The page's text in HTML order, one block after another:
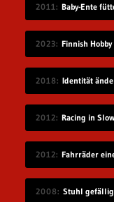
2011 Baby-Ente
2023 Finnish
2018 Identität
2012 Racing in
2012 Fahrräder
2008 Stuhl